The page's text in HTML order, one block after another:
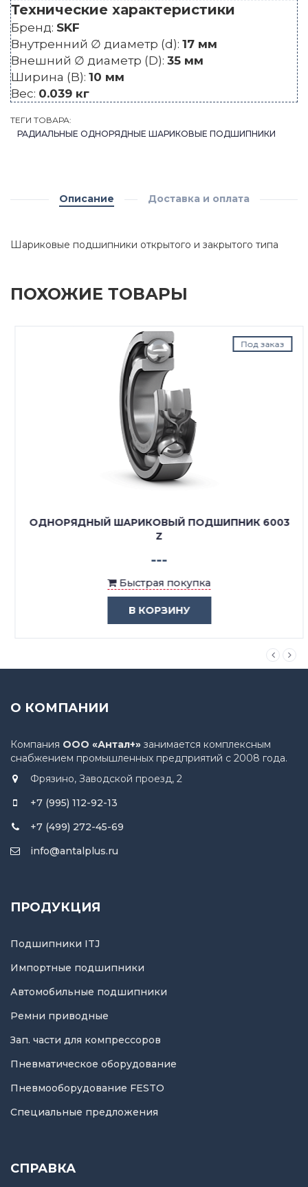
Технические характеристики
Бренд: SKF
Внутренний ∅ диаметр (d): 17 мм
Внешний ∅ диаметр (D): 35 мм
Ширина (B): 10 мм
Вес: 0.039 кг
ТЕГИ ТОВАРА:
РАДИАЛЬНЫЕ ОДНОРЯДНЫЕ ШАРИКОВЫЕ ПОДШИПНИКИ
Описание Доставка и оплата
Шариковые подшипники открытого и закрытого типа
ПОХОЖИЕ ТОВАРЫ
Под заказ
ОДНОРЯДНЫЙ ШАРИКОВЫЙ ПОДШИПНИК 6003
Z
---
Быстрая покупка
В КОРЗИНУ
О КОМПАНИИ
Компания ООО «Антал+» занимается комплексным
снабжением промышленных предприятий с 2008 года.
Фрязино, Заводской проезд, 2
+7 (995) 112-92-13
+7 (499) 272-45-69
info@antalplus.ru
ПРОДУКЦИЯ
Подшипники ITJ
Импортные подшипники
Автомобильные подшипники
Ремни приводные
Зап. части для компрессоров
Пневматическое оборудование
Пневмооборудование FESTO
Специальные предложения
СПРАВКА